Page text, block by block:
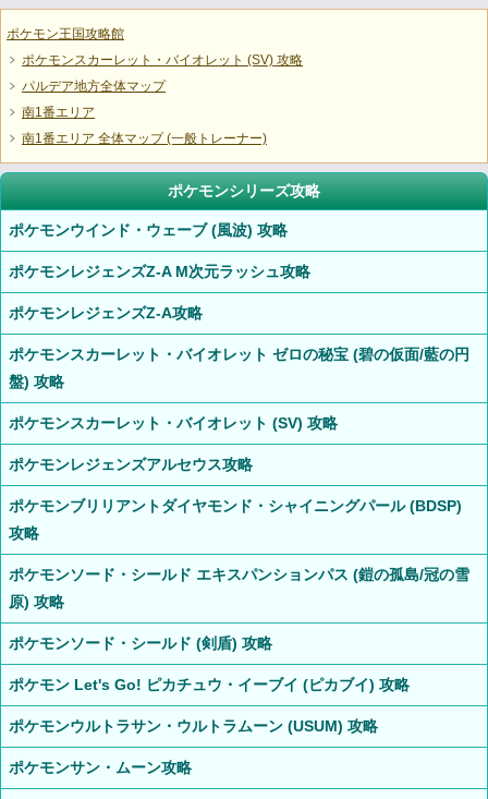
ポケモン王国攻略館
ポケモンスカーレット・バイオレット (SV) 攻略
パルデア地方全体マップ
南1番エリア
南1番エリア 全体マップ (一般トレーナー)
ポケモンシリーズ攻略
ポケモンウインド・ウェーブ (風波) 攻略
ポケモンレジェンズZ-A M次元ラッシュ攻略
ポケモンレジェンズZ-A攻略
ポケモンスカーレット・バイオレット ゼロの秘宝 (碧の仮面/藍の円
盤) 攻略
ポケモンスカーレット・バイオレット (SV) 攻略
ポケモンレジェンズアルセウス攻略
ポケモンブリリアントダイヤモンド・シャイニングパール (BDSP)
攻略
ポケモンソード・シールド エキスパンションパス (鎧の孤島/冠の雪
原) 攻略
ポケモンソード・シールド (剣盾) 攻略
ポケモン Let's Go! ピカチュウ・イーブイ (ピカブイ) 攻略
ポケモンウルトラサン・ウルトラムーン (USUM) 攻略
ポケモンサン・ムーン攻略